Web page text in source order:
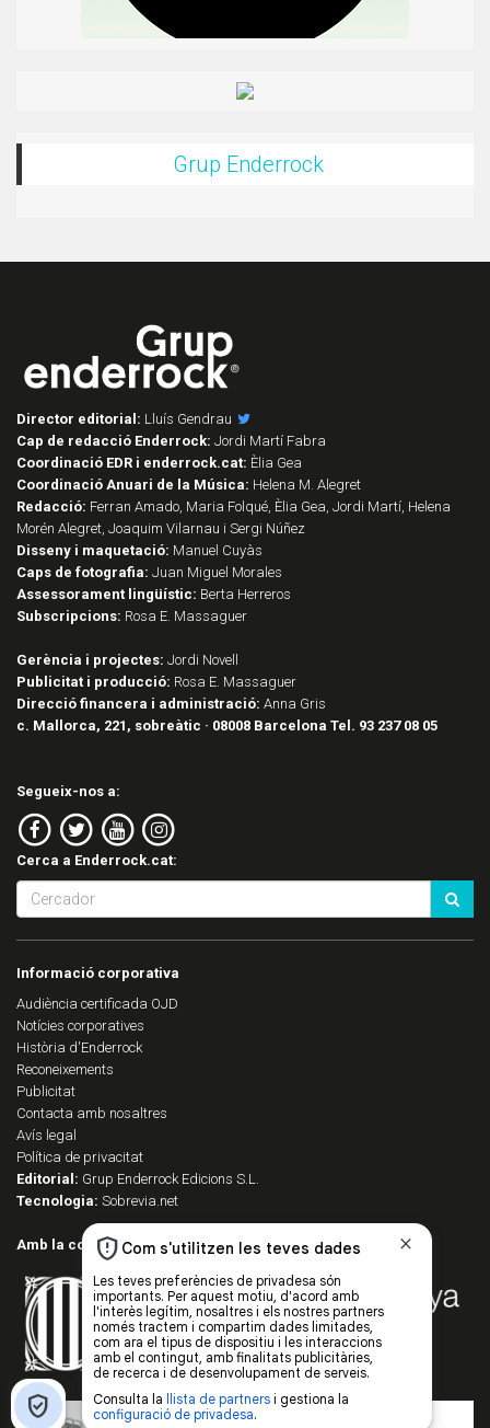
Grup Enderrock
Director editorial: Lluís Gendrau
Cap de redacció Enderrock: Jordi Martí Fabra
Coordinació EDR i enderrock.cat: Èlia Gea
Coordinació Anuari de la Música: Helena M. Alegret
Redacció: Ferran Amado, Maria Folqué, Èlia Gea, Jordi Martí, Helena
Morén Alegret, Joaquim Vilarnau i Sergi Núñez
Disseny i maquetació: Manuel Cuyàs
Caps de fotografia: Juan Miguel Morales
Assessorament lingüístic: Berta Herreros
Subscripcions: Rosa E. Massaguer
Gerència i projectes: Jordi Novell
Publicitat i producció: Rosa E. Massaguer
Direcció financera i administració: Anna Gris
c. Mallorca, 221, sobreàtic · 08008 Barcelona Tel. 93 237 08 05
Segueix-nos a:
Cerca a Enderrock.cat:
Informació corporativa
Audiència certificada OJD
Notícies corporatives
Història d'Enderrock
Reconeixements
Publicitat
Contacta amb nosaltres
Avís legal
Política de privacitat
Editorial: Grup Enderrock Edicions S.L.
Tecnologia: Sobrevia.net
Amb la col·laboració de: